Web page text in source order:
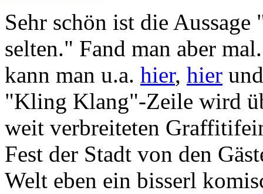
Sehr schön ist die
selten." Fand man aber
kann man u.a. hier, hier
"Kling Klang"-Zeile wird
weit verbreiteten
Fest der Stadt von den
Welt eben ein bisserl